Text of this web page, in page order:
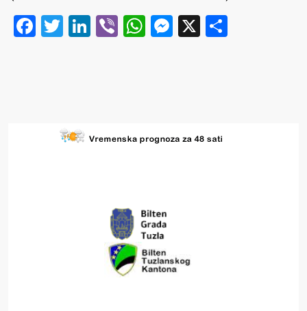
Facebook
Twitter
LinkedIn
ViberWhatsApp
Messenger
X